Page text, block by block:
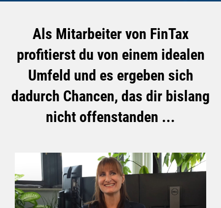
Als Mitarbeiter von FinTax
profitierst du von einem idealen
Umfeld und es ergeben sich
dadurch Chancen, das dir bislang
nicht offenstanden ...